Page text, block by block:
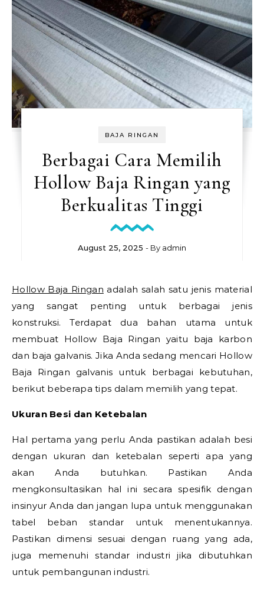
BAJA RINGAN
Berbagai Cara Memilih
Hollow Baja Ringan yang
Berkualitas Tinggi
August 25, 2025 - By admin
Hollow Baja Ringan adalah salah satu jenis material
yang sangat penting untuk berbagai jenis
konstruksi. Terdapat dua bahan utama untuk
membuat Hollow Baja Ringan yaitu baja karbon
dan baja galvanis. Jika Anda sedang mencari Hollow
Baja Ringan galvanis untuk berbagai kebutuhan,
berikut beberapa tips dalam memilih yang tepat.
Ukuran Besi dan Ketebalan
Hal pertama yang perlu Anda pastikan adalah besi
dengan ukuran dan ketebalan seperti apa yang
akan Anda butuhkan. Pastikan Anda
mengkonsultasikan hal ini secara spesifik dengan
insinyur Anda dan jangan lupa untuk menggunakan
tabel beban standar untuk menentukannya.
Pastikan dimensi sesuai dengan ruang yang ada,
juga memenuhi standar industri jika dibutuhkan
untuk pembangunan industri.